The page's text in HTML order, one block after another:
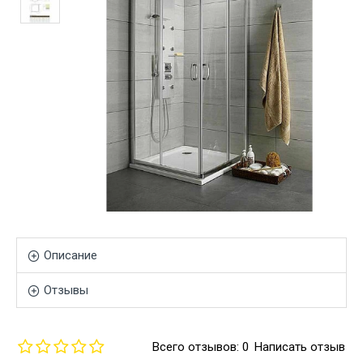
Описание
Отзывы
Всего отзывов: 0 Написать отзыв